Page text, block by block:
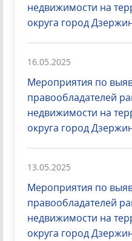
недвижимости на
округа город
16.05.2025
Мероприятия по
правообладателей
недвижимости на
округа город
13.05.2025
Мероприятия по
правообладателей
недвижимости на
округа город